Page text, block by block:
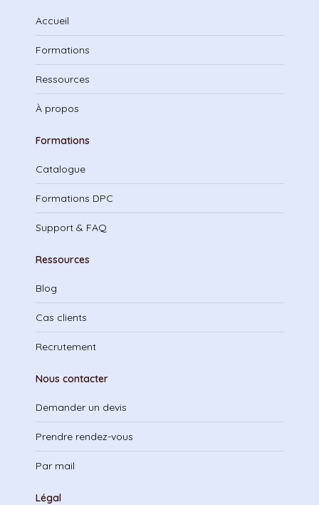
Accueil
Formations
Ressources
À propos
Formations
Catalogue
Formations DPC
Support & FAQ
Ressources
Blog
Cas clients
Recrutement
Nous contacter
Demander un devis
Prendre rendez-vous
Par mail
Légal